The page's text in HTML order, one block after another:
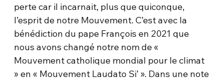
perte car il incarnait, plus que quiconque,
l’esprit de notre Mouvement. C’est avec la
bénédiction du pape François en 2021 que
nous avons changé notre nom de «
Mouvement catholique mondial pour le climat
» en « Mouvement Laudato Si’ ». Dans une note